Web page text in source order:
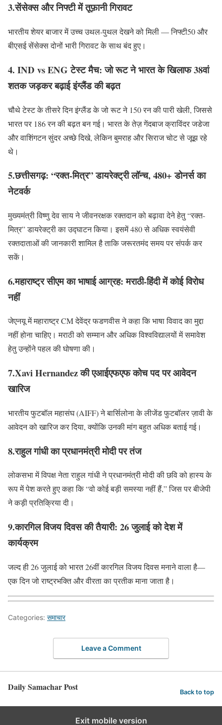
3.सेंसेक्स और निफ्टी में तूफ़ानी गिरावट
भारतीय शेयर बाजार में उच्च उथल-पुथल देखने को मिली — निफ्टी50 और
बीएसई सेंसेक्स दोनों भारी गिरावट के साथ बंद हुए।
4. IND vs ENG टेस्ट मैच: जो रूट ने भारत के खिलाफ 38वां
शतक जड़कर बढ़ाई इंग्लैंड की बढ़त
चौथे टेस्ट के तीसरे दिन इंग्लैंड के जो रूट ने 150 रन की पारी खेली, जिससे
भारत पर 186 रन की बढ़त बन गई। भारत के तेज़ गेंदबाज क्राविंदर जडेजा
और वाशिंगटन सुंदर अच्छे दिखे, लेकिन बुमराह और सिराज चोट से जूझ रहे
थे।
5.छत्तीसगढ़: “रक्त-मित्र” डायरेक्ट्री लॉन्च, 480+ डोनर्स का
नेटवर्क
मुख्यमंत्री विष्णु देव साय ने जीवनरक्षक रक्तदान को बढ़ावा देने हेतु “रक्त-
मित्र” डायरेक्ट्री का उद्घाटन किया। इसमें 480 से अधिक स्वयंसेवी
रक्तदाताओं की जानकारी शामिल है ताकि जरूरतमंद समय पर संपर्क कर
सकें।
6.महाराष्ट्र सीएम का भाषाई आग्रह: मराठी‑हिंदी में कोई विरोध
नहीं
जेएनयू में महाराष्ट्र CM देवेंद्र फडणवीस ने कहा कि भाषा विवाद का मुद्दा
नहीं होना चाहिए। मराठी को सम्मान और अधिक विश्वविद्यालयों में समावेश
हेतु उन्होंने पहल की घोषणा की।
7.Xavi Hernandez की एआईएफएफ कोच पद पर आवेदन
खारिज
भारतीय फुटबॉल महासंघ (AIFF) ने बार्सिलोना के लीजेंड फुटबॉलर ज़ावी के
आवेदन को खारिज कर दिया, क्योंकि उनकी मांग बहुत अधिक बताई गई।
8.राहुल गांधी का प्रधानमंत्री मोदी पर तंज
लोकसभा में विपक्ष नेता राहुल गांधी ने प्रधानमंत्री मोदी की छवि को हास्य के
रूप में पेश करते हुए कहा कि “वो कोई बड़ी समस्या नहीं हैं,” जिस पर बीजेपी
ने कड़ी प्रतिक्रिया दी।
9.कारगिल विजय दिवस की तैयारी: 26 जुलाई को देश में
कार्यक्रम
जल्द ही 26 जुलाई को भारत 26वीं कारगिल विजय दिवस मनाने वाला है—
एक दिन जो राष्ट्रभक्ति और वीरता का प्रतीक माना जाता है।
Categories: समाचार
Leave a Comment
Daily Samachar Post Back to top
Exit mobile version